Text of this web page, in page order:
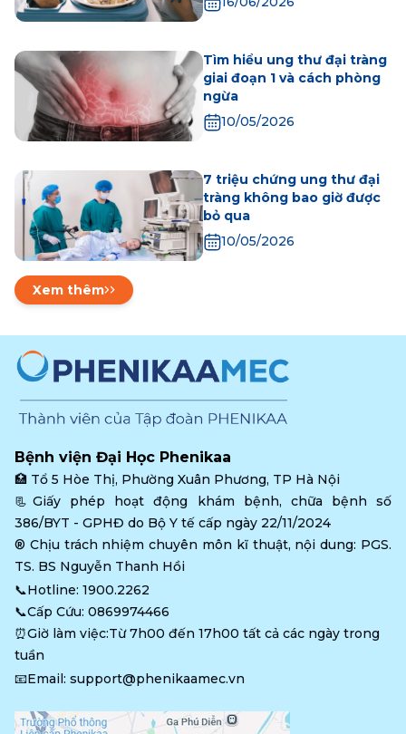
Tìm hiểu ung thư đại tràng
giai đoạn 1 và cách phòng
ngừa
10/05/2026
7 triệu chứng ung thư đại
tràng không bao giờ được
bỏ qua
10/05/2026
Xem thêm
Bệnh viện Đại Học Phenikaa
🏥 Tổ 5 Hòe Thị, Phường Xuân Phương, TP Hà Nội
📃Giấy phép hoạt động khám bệnh, chữa bệnh số
386/BYT - GPHĐ do Bộ Y tế cấp ngày 22/11/2024
®️ Chịu trách nhiệm chuyên môn kĩ thuật, nội dung: PGS.
TS. BS Nguyễn Thanh Hồi
📞Hotline: 1900.2262
📞Cấp Cứu: 0869974466
⏰Giờ làm việc:Từ 7h00 đến 17h00 tất cả các ngày trong
tuần
📧Email: support@phenikaamec.vn